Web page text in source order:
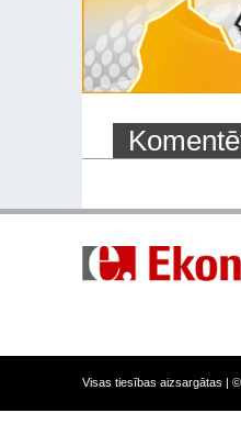
Visas tiesības aizsargātas | ©